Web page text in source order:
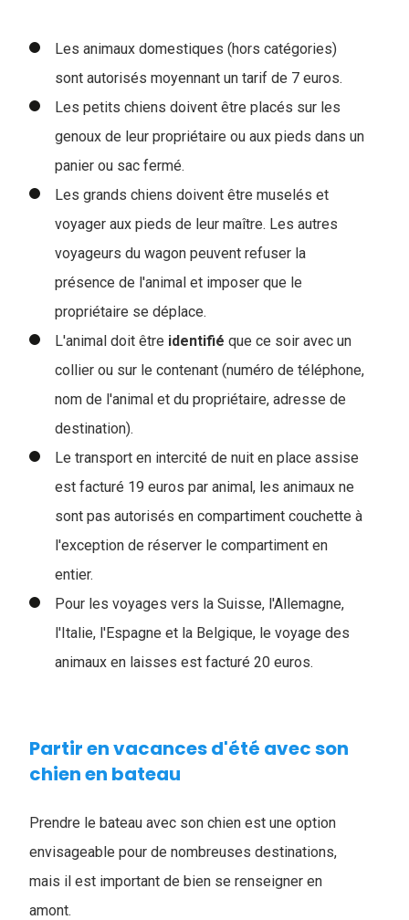
Les animaux domestiques (hors catégories)
sont autorisés moyennant un tarif de 7 euros.
Les petits chiens doivent être placés sur les
genoux de leur propriétaire ou aux pieds dans un
panier ou sac fermé.
Les grands chiens doivent être muselés et
voyager aux pieds de leur maître. Les autres
voyageurs du wagon peuvent refuser la
présence de l'animal et imposer que le
propriétaire se déplace.
L'animal doit être identifié que ce soir avec un
collier ou sur le contenant (numéro de téléphone,
nom de l'animal et du propriétaire, adresse de
destination).
Le transport en intercité de nuit en place assise
est facturé 19 euros par animal, les animaux ne
sont pas autorisés en compartiment couchette à
l'exception de réserver le compartiment en
entier.
Pour les voyages vers la Suisse, l'Allemagne,
l'Italie, l'Espagne et la Belgique, le voyage des
animaux en laisses est facturé 20 euros.
Partir en vacances d'été avec son
chien en bateau
Prendre le bateau avec son chien est une option
envisageable pour de nombreuses destinations,
mais il est important de bien se renseigner en
amont.